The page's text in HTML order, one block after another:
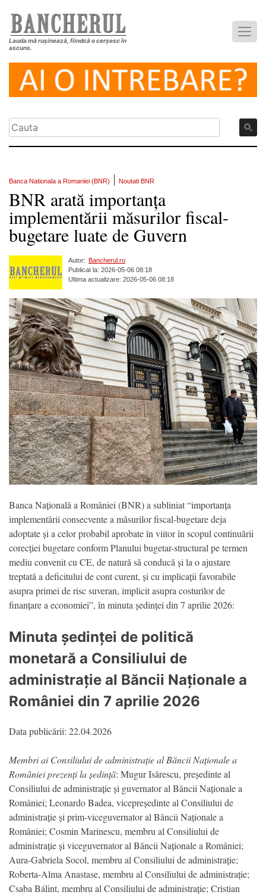
Lauda mă rușinează, fiindcă o cerșesc în
ascuns.
Banca Nationala a Romaniei (BNR) Noutati BNR
BNR arată importanța
implementării măsurilor fiscal-
bugetare luate de Guvern
Autor: Bancherul.ro
Publicat la: 2026-05-06 08:18
Ultima actualizare: 2026-05-06 08:18
Banca Națională a României (BNR) a subliniat “importanța
implementării consecvente a măsurilor fiscal-bugetare deja
adoptate și a celor probabil aprobate în viitor în scopul continuării
corecției bugetare conform Planului bugetar-structural pe termen
mediu convenit cu CE, de natură să conducă și la o ajustare
treptată a deficitului de cont curent, și cu implicații favorabile
asupra primei de risc suveran, implicit asupra costurilor de
finanțare a economiei”, în minuta ședinței din 7 aprilie 2026:
Minuta ședinței de politică
monetară a Consiliului de
administrație al Băncii Naționale a
României din 7 aprilie 2026
Data publicării: 22.04.2026
Membri ai Consiliului de administrație al Băncii Naționale a
României prezenți la ședință: Mugur Isărescu, președinte al
Consiliului de administrație și guvernator al Băncii Naționale a
României; Leonardo Badea, vicepreședinte al Consiliului de
administrație și prim-viceguvernator al Băncii Naționale a
României; Cosmin Marinescu, membru al Consiliului de
administrație și viceguvernator al Băncii Naționale a României;
Aura-Gabriela Socol, membru al Consiliului de administrație;
Roberta-Alma Anastase, membru al Consiliului de administrație;
Csaba Bálint, membru al Consiliului de administrație; Cristian